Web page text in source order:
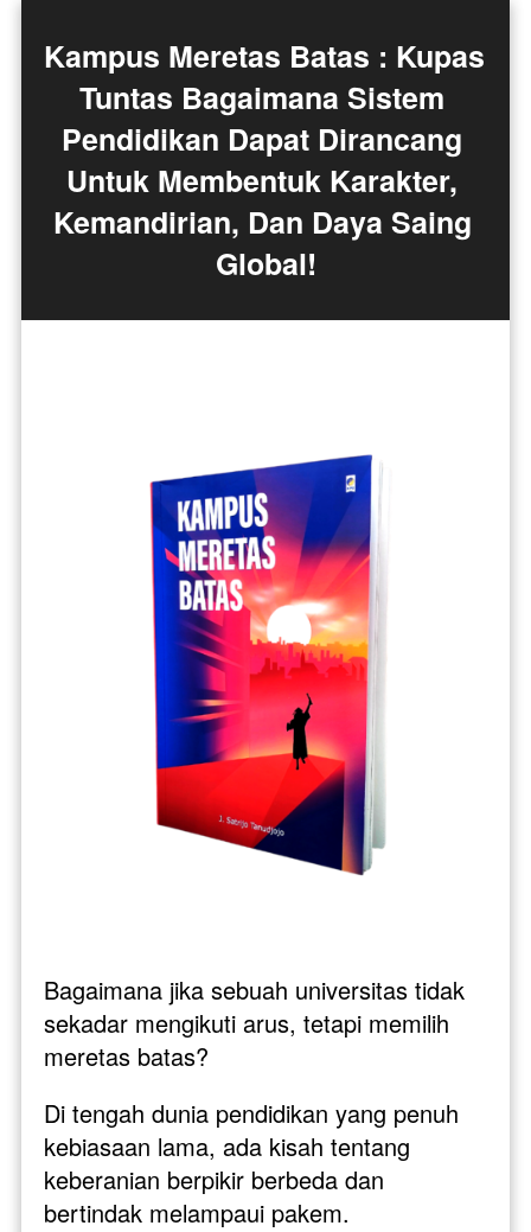
Kampus Meretas Batas : Kupas
Tuntas Bagaimana Sistem
Pendidikan Dapat Dirancang
Untuk Membentuk Karakter,
Kemandirian, Dan Daya Saing
Global!
Bagaimana jika sebuah universitas tidak
sekadar mengikuti arus, tetapi memilih
meretas batas?
Di tengah dunia pendidikan yang penuh
kebiasaan lama, ada kisah tentang
keberanian berpikir berbeda dan
bertindak melampaui pakem.